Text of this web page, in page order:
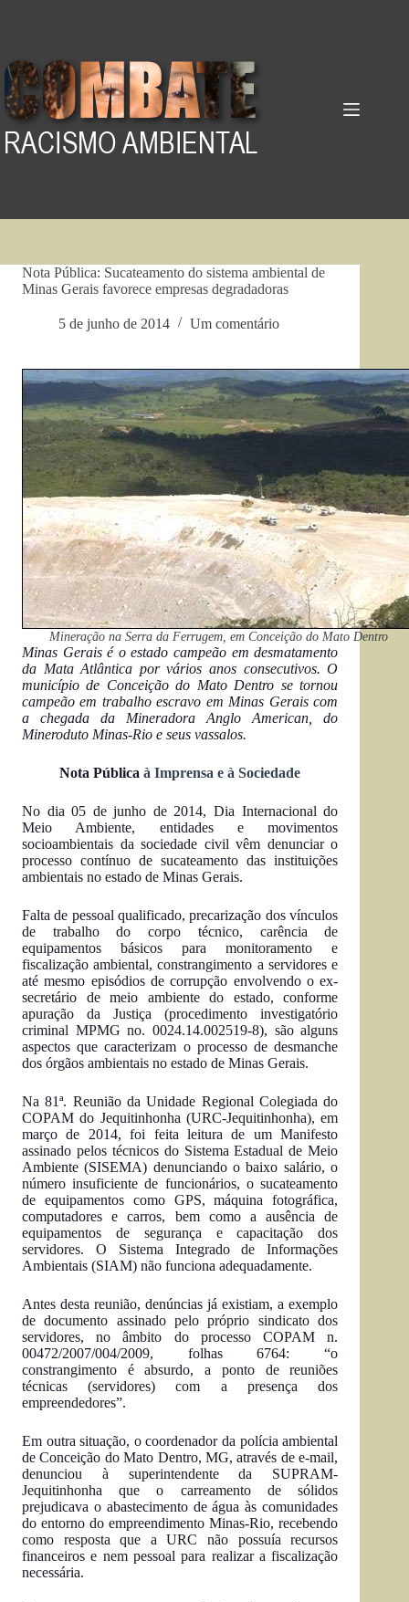
Nota Pública: Sucateamento do sistema ambiental de
Minas Gerais favorece empresas degradadoras
5 de junho de 2014 Um comentário
Mineração na Serra da Ferrugem, em Conceição do Mato Dentro
Minas Gerais é o estado campeão em desmatamento
da Mata Atlântica por vários anos consecutivos. O
município de Conceição do Mato Dentro se tornou
campeão em trabalho escravo em Minas Gerais com
a chegada da Mineradora Anglo American, do
Mineroduto Minas-Rio e seus vassalos.
Nota Públicaà Imprensa e à Sociedade
No dia 05 de junho de 2014, Dia Internacional do
Meio Ambiente, entidades e movimentos
socioambientais da sociedade civil vêm denunciar o
processo contínuo de sucateamento das instituições
ambientais no estado de Minas Gerais.
Falta de pessoal qualificado, precarização dos vínculos
de trabalho do corpo técnico, carência de
equipamentos básicos para monitoramento e
fiscalização ambiental, constrangimento a servidores e
até mesmo episódios de corrupção envolvendo o ex-
secretário de meio ambiente do estado, conforme
apuração da Justiça (procedimento investigatório
criminal MPMG no. 0024.14.002519-8), são alguns
aspectos que caracterizam o processo de desmanche
dos órgãos ambientais no estado de Minas Gerais.
Na 81ª. Reunião da Unidade Regional Colegiada do
COPAM do Jequitinhonha (URC-Jequitinhonha), em
março de 2014, foi feita leitura de um Manifesto
assinado pelos técnicos do Sistema Estadual de Meio
Ambiente (SISEMA) denunciando o baixo salário, o
número insuficiente de funcionários, o sucateamento
de equipamentos como GPS, máquina fotográfica,
computadores e carros, bem como a ausência de
equipamentos de segurança e capacitação dos
servidores. O Sistema Integrado de Informações
Ambientais (SIAM) não funciona adequadamente.
Antes desta reunião, denúncias já existiam, a exemplo
de documento assinado pelo próprio sindicato dos
servidores, no âmbito do processo COPAM n.
00472/2007/004/2009, folhas 6764: “o
constrangimento é absurdo, a ponto de reuniões
técnicas (servidores) com a presença dos
empreendedores”.
Em outra situação, o coordenador da polícia ambiental
de Conceição do Mato Dentro, MG, através de e-mail,
denunciou à superintendente da SUPRAM-
Jequitinhonha que o carreamento de sólidos
prejudicava o abastecimento de água às comunidades
do entorno do empreendimento Minas-Rio, recebendo
como resposta que a URC não possuía recursos
financeiros e nem pessoal para realizar a fiscalização
necessária.